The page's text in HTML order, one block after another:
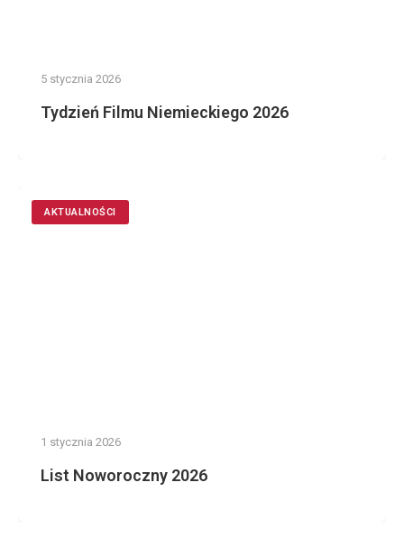
5 stycznia 2026
Tydzień Filmu Niemieckiego 2026
AKTUALNOŚCI
1 stycznia 2026
List Noworoczny 2026